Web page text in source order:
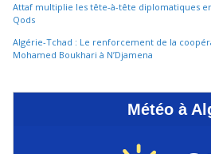
Attaf multiplie les tête-à-tête diplomatiques
Qods
Algérie-Tchad : Le renforcement de la
Mohamed Boukhari à N’Djamena
Météo à